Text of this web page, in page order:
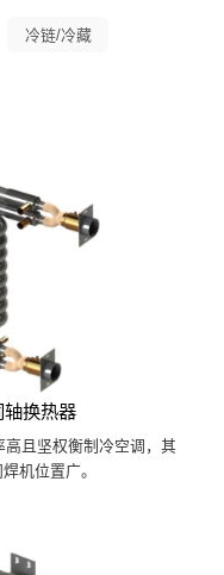
冷链/冷藏
换热器
且坚权衡制冷空调，其
机位置广。